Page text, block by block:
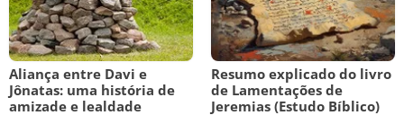
Aliança entre Davi e
Jônatas: uma história de
amizade e lealdade
Resumo explicado do livro
de Lamentações de
Jeremias (Estudo Bíblico)